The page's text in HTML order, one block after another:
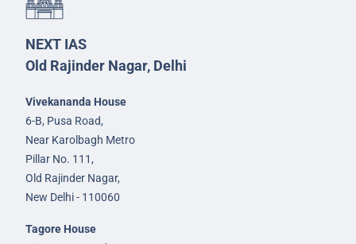
NEXT IAS
Old Rajinder Nagar, Delhi
Vivekananda House
6-B, Pusa Road,
Near Karolbagh Metro
Pillar No. 111,
Old Rajinder Nagar,
New Delhi - 110060
Tagore House